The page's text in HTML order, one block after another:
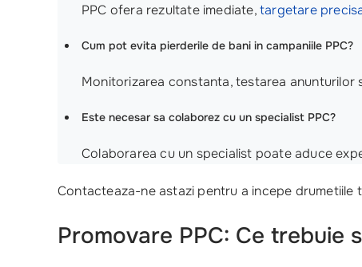
PPC ofera rezultate imediate,targetare
Cum pot evita pierderile de bani in campaniile PPC?
Monitorizarea constanta, testarea anunturilor
Este necesar sa colaborez cu un specialist PPC?
Colaborarea cu un specialist poate aduce
Contacteaza-ne astazi pentru a incepe
Promovare PPC: Ce trebuie